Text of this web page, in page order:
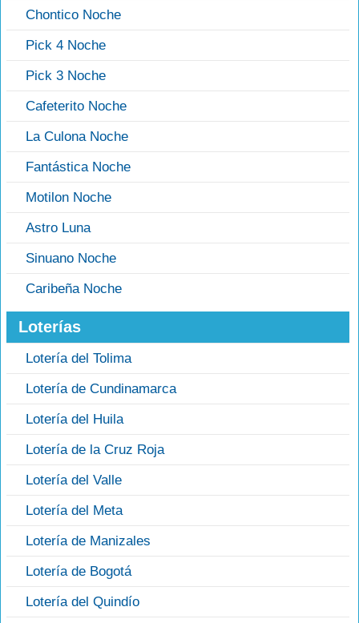
Chontico Noche
Pick 4 Noche
Pick 3 Noche
Cafeterito Noche
La Culona Noche
Fantástica Noche
Motilon Noche
Astro Luna
Sinuano Noche
Caribeña Noche
Loterías
Lotería del Tolima
Lotería de Cundinamarca
Lotería del Huila
Lotería de la Cruz Roja
Lotería del Valle
Lotería del Meta
Lotería de Manizales
Lotería de Bogotá
Lotería del Quindío